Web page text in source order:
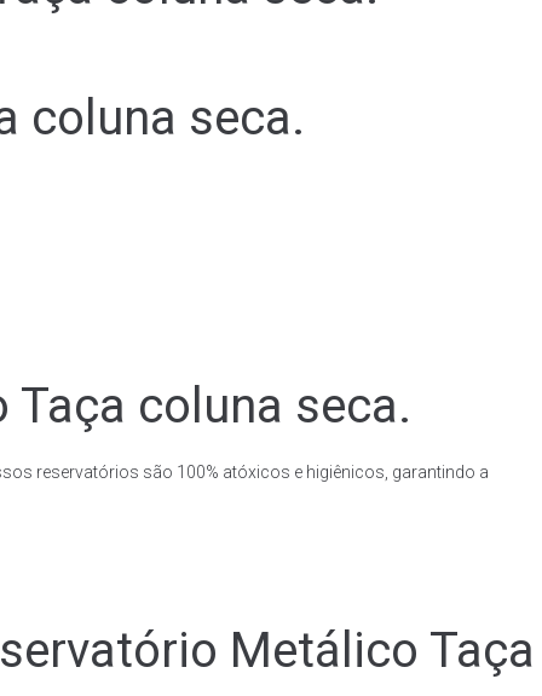
coluna seca.
coluna seca.
reservatórios são 100% atóxicos e higiênicos, garantindo a
Metálico Taça